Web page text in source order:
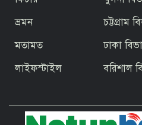
পার করছেন
শুভেচ্ছা
ভ্রমন
মতামত
লাইফস্টাইল
চট্টগ্রাম
ঢাকা
বরিশাল